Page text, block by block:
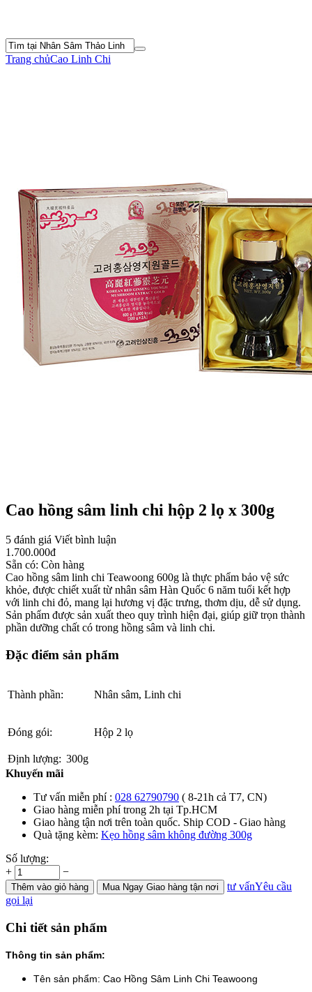
Trang chủCao Linh Chi
Cao hồng sâm linh chi hộp 2 lọ x 300g
5 đánh giá Viết bình luận
1.700.000đ
Sẵn có: Còn hàng
Cao hồng sâm linh chi Teawoong 600g là thực phẩm bảo vệ sức
khỏe, được chiết xuất từ nhân sâm Hàn Quốc 6 năm tuổi kết hợp
với linh chi đỏ, mang lại hương vị đặc trưng, thơm dịu, dễ sử dụng.
Sản phẩm được sản xuất theo quy trình hiện đại, giúp giữ trọn thành
phần dưỡng chất có trong hồng sâm và linh chi.
Đặc điểm sản phẩm
Thành phần: Nhân sâm, Linh chi
Đóng gói: Hộp 2 lọ
Định lượng: 300g
Khuyến mãi
Tư vấn miễn phí : 028 62790790 ( 8-21h cả T7, CN)
Giao hàng miễn phí trong 2h tại Tp.HCM
Giao hàng tận nơi trên toàn quốc. Ship COD - Giao hàng
Quà tặng kèm: Kẹo hồng sâm không đường 300g
Số lượng:
+
−
Thêm vào giỏ hàng Mua Ngay Giao hàng tận nơi tư vấnYêu cầu
gọi lại
Chi tiết sản phẩm
Thông tin sản phẩm:
Tên sản phẩm: Cao Hồng Sâm Linh Chi Teawoong